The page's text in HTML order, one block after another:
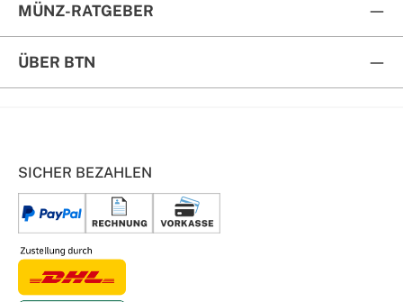
MÜNZ-RATGEBER
ÜBER BTN
SICHER BEZAHLEN